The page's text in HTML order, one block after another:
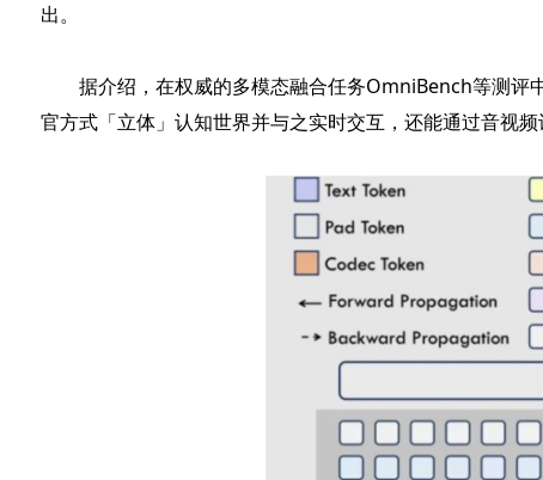
出。
据介绍，在权威的多模态融合任务OmniBench等测评
官方式「立体」认知世界并与之实时交互，还能通过音视